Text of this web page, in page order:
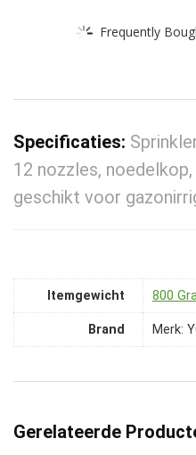
Frequently
Specificaties:
12 nozzles,
geschikt voor
Itemgewicht ‎800
Brand Merk:
Gerelateerde